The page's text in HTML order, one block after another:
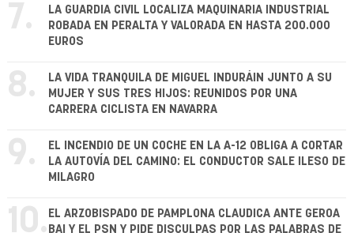
7.
LA GUARDIA CIVIL LOCALIZA MAQUINARIA INDUSTRIAL
ROBADA EN PERALTA Y VALORADA EN HASTA 200.000
EUROS
8.
LA VIDA TRANQUILA DE MIGUEL INDURÁIN JUNTO A SU
MUJER Y SUS TRES HIJOS: REUNIDOS POR UNA
CARRERA CICLISTA EN NAVARRA
9.
EL INCENDIO DE UN COCHE EN LA A-12 OBLIGA A CORTAR
LA AUTOVÍA DEL CAMINO: EL CONDUCTOR SALE ILESO DE
MILAGRO
10. EL ARZOBISPADO DE PAMPLONA CLAUDICA ANTE GEROA
BAI Y EL PSN Y PIDE DISCULPAS POR LAS PALABRAS DE